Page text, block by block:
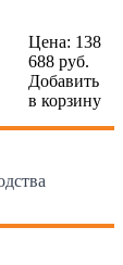
Цена: 138
688 руб.
Добавить
в корзину